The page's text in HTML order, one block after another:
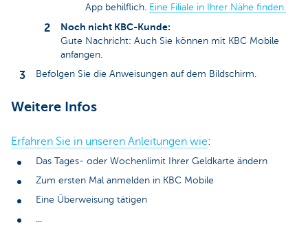
App behilflich. Eine Filiale in Ihrer Nähe finden.
Noch nicht KBC-Kunde:
Gute Nachricht: Auch Sie können mit KBC Mobile
anfangen.
Befolgen Sie die Anweisungen auf dem Bildschirm.
Weitere Infos
Erfahren Sie in unseren Anleitungen wie:
Das Tages- oder Wochenlimit Ihrer Geldkarte ändern
Zum ersten Mal anmelden in KBC Mobile
Eine Überweisung tätigen